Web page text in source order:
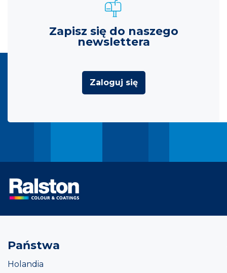
Zapisz się do naszego
newslettera
Zaloguj się
Państwa
Holandia